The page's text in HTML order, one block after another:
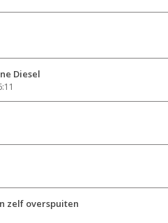
Diesel
zelf overspuiten